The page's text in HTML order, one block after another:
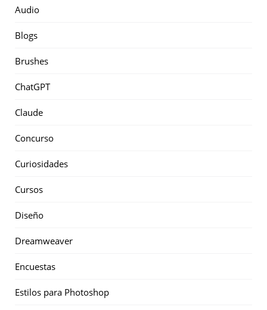
Audio
Blogs
Brushes
ChatGPT
Claude
Concurso
Curiosidades
Cursos
Diseño
Dreamweaver
Encuestas
Estilos para Photoshop